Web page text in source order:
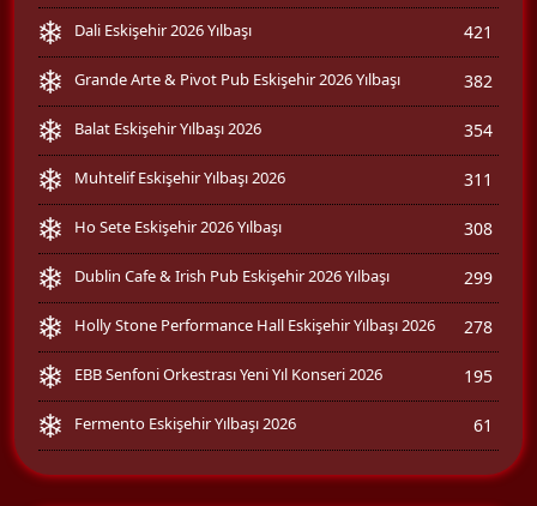
Dali Eskişehir 2026 Yılbaşı 421
Grande Arte & Pivot Pub Eskişehir 2026 Yılbaşı 382
Balat Eskişehir Yılbaşı 2026 354
Muhtelif Eskişehir Yılbaşı 2026 311
Ho Sete Eskişehir 2026 Yılbaşı 308
Dublin Cafe & Irish Pub Eskişehir 2026 Yılbaşı 299
Holly Stone Performance Hall Eskişehir Yılbaşı 2026 278
EBB Senfoni Orkestrası Yeni Yıl Konseri 2026 195
Fermento Eskişehir Yılbaşı 2026 61